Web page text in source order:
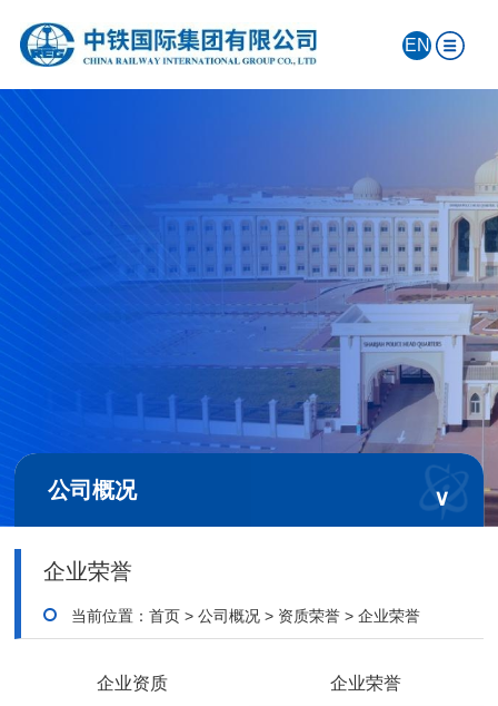
EN
公司概况 ∨
企业荣誉
当前位置：首页 >公司概况 > 资质荣誉 >企业荣誉
企业资质 企业荣誉